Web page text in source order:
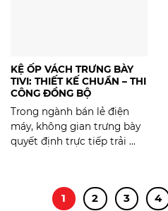
KỆ ỐP VÁCH TRƯNG BÀY
TIVI: THIẾT KẾ CHUẨN – THI
CÔNG ĐỒNG BỘ
Trong ngành bán lẻ điện
máy, không gian trưng bày
quyết định trực tiếp trải ...
1 2 3 4